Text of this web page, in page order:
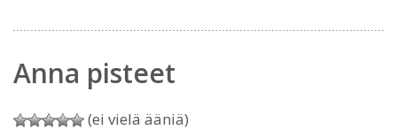
Anna pisteet
(ei vielä ääniä)